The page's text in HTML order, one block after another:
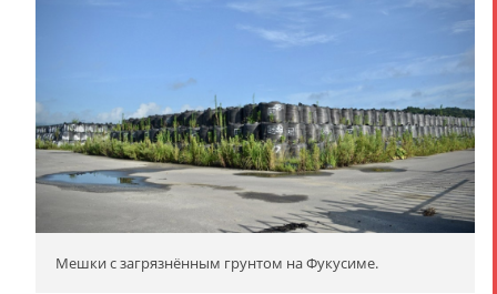
Мешки с загрязнённым грунтом на Фукусиме.